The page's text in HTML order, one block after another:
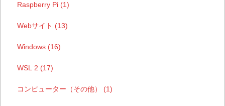
Raspberry Pi (1)
Webサイト (13)
Windows (16)
WSL 2 (17)
コンピューター（その他） (1)